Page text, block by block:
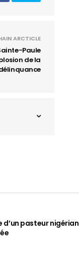
ARCTICLE
Paule
de la
d’un pasteur nigérian